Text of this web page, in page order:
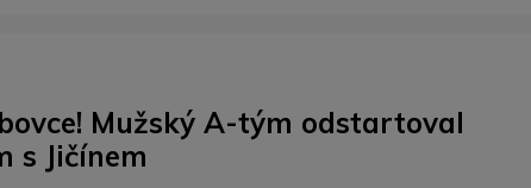
Mužský A-tým odstartoval
s Jičínem